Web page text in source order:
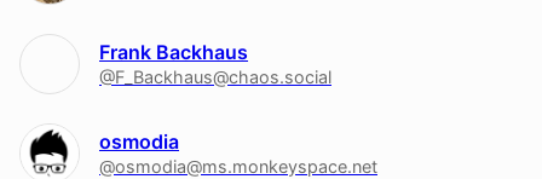
Frank Backhaus
@F_Backhaus@chaos.social
osmodia
@osmodia@ms.monkeyspace.net